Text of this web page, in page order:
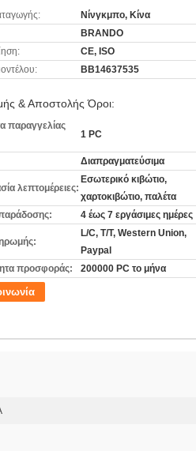
Νίνγκμπο, Κίνα
BRANDO
CE, ISO
BB14637535
& Αποστολής Όροι:
παραγγελίας
1 PC
Διαπραγματεύσιμα
λεπτομέρειες:
Εσωτερικό κιβώτιο,
χαρτοκιβώτιο, παλέτα
4 έως 7 εργάσιμες ημέρες
L/C, T/T, Western Union,
Paypal
προσφοράς:
200000 PC το μήνα